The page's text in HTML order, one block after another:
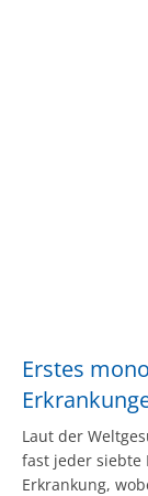
Erstes
Laut der
fast jeder siebte
Erkrankung,